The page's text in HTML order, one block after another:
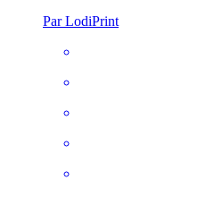
Par LodiPrint